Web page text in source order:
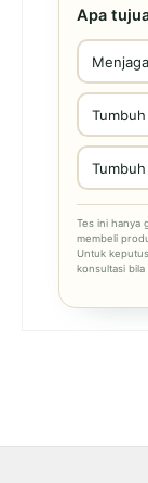
Apa
Tes ini hanya
membeli
Untuk
konsultasi bila